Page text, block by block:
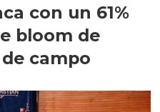
con un 61%
bloom de
campo